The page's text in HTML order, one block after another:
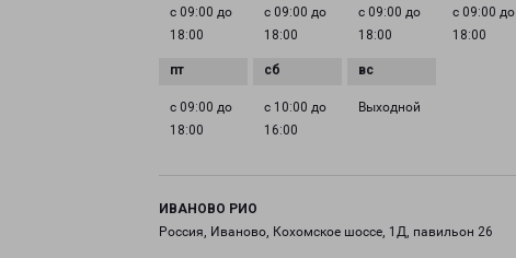
с 09:00 до
18:00
с 09:00 до
18:00
с 09:00 до
18:00
с 09:00 до
18:00
с 09:00 до
18:00
с 10:00 до
16:00
Выходной
ИВАНОВО РИО
Россия, Иваново, Кохомское шоссе, 1Д, павильон 26